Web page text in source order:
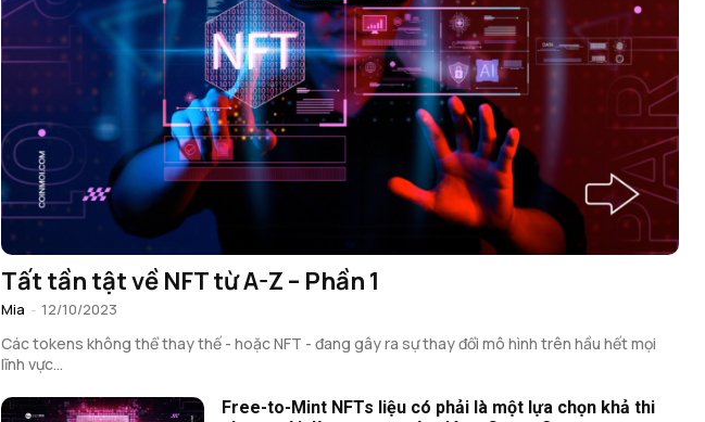
Tất tần tật về NFT từ A-Z – Phần 1
Mia - 12/10/2023
Các tokens không thể thay thế - hoặc NFT - đang gây ra sự thay đổi mô hình trên hầu hết mọi
lĩnh vực...
Free-to-Mint NFTs liệu có phải là một lựa chọn khả thi